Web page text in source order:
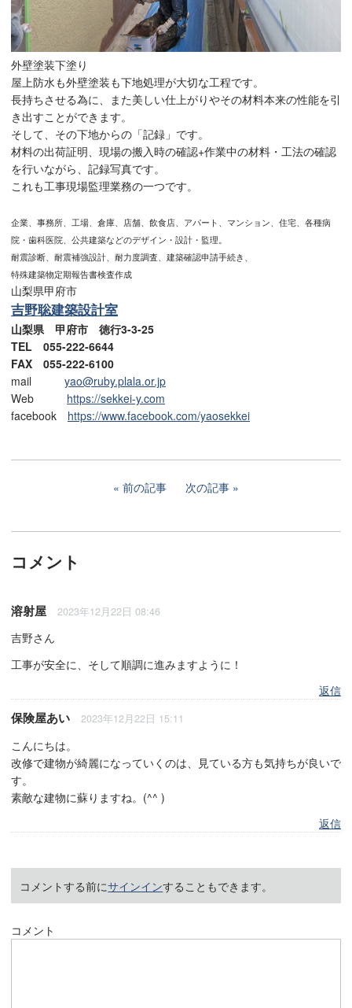
外壁塗装下塗り
屋上防水も外壁塗装も下地処理が大切な工程です。
長持ちさせる為に、また美しい仕上がりやその材料本来の性能を引
き出すことができます。
そして、その下地からの「記録」です。
材料の出荷証明、現場の搬入時の確認+作業中の材料・工法の確認
を行いながら、記録写真です。
これも工事現場監理業務の一つです。
企業、事務所、工場、倉庫、店舗、飲食店、アパート、マンション、住宅、各種病
院・歯科医院、公共建築などのデザイン・設計・監理。
耐震診断、耐震補強設計、耐力度調査、建築確認申請手続き、
特殊建築物定期報告書検査作成
山梨県甲府市
吉野聡建築設計室
山梨県 甲府市 徳行3-3-25
TEL 055-222-6644
FAX 055-222-6100
mail yao@ruby.plala.or.jp
Web https://sekkei-y.com
facebook https://www.facebook.com/yaosekkei
前の記事 次の記事
コメント
溶射屋 2023年12月22日 08:46
吉野さん
工事が安全に、そして順調に進みますように！
返信
保険屋あい 2023年12月22日 15:11
こんにちは。
改修で建物が綺麗になっていくのは、見ている方も気持ちが良いで
す。
素敵な建物に蘇りますね。(^^ )
返信
コメントする前にサインインすることもできます。
コメント